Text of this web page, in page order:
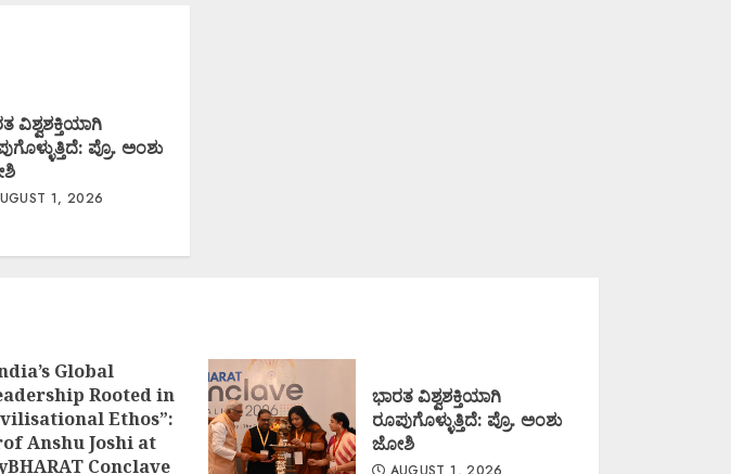
ವಿಶ್ವಶಕ್ತಿಯಾಗಿ
ಪ್ರೊ. ಅಂಶು
1, 2026
Global
Rooted in
Ethos”:
Anshu Joshi at
Conclave
ಭಾರತ ವಿಶ್ವಶಕ್ತಿಯಾಗಿ
ರೂಪುಗೊಳ್ಳುತ್ತಿದೆ: ಪ್ರೊ. ಅಂಶು
ಜೋಶಿ